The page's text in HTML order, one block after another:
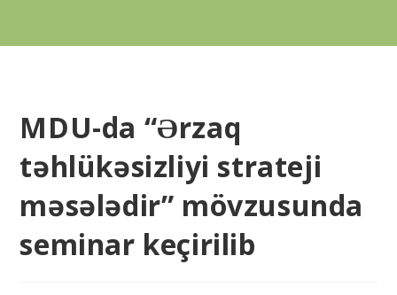
MDU-da “Ərzaq
təhlükəsizliyi strateji
məsələdir” mövzusunda
seminar keçirilib